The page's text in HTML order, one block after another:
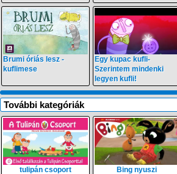
Brumi óriás lesz -
kuflimese
Egy kupac kufli-
Szerintem mindenki
legyen kufli!
További kategóriák
tulipán csoport Bing nyuszi